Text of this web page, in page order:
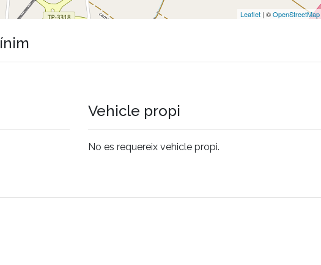
Leaflet | ©OpenStreetMap
Vehicle propi
No es requereix vehicle propi.